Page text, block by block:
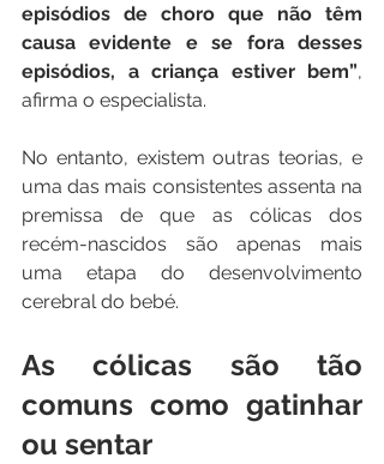
episódios de choro que não têm
causa evidente e se fora desses
episódios, a criança estiver bem”,
afirma o especialista.
No entanto, existem outras teorias, e
uma das mais consistentes assenta na
premissa de que as cólicas dos
recém-nascidos são apenas mais
uma etapa do desenvolvimento
cerebral do bebé.
As cólicas são tão
comuns como gatinhar
ou sentar